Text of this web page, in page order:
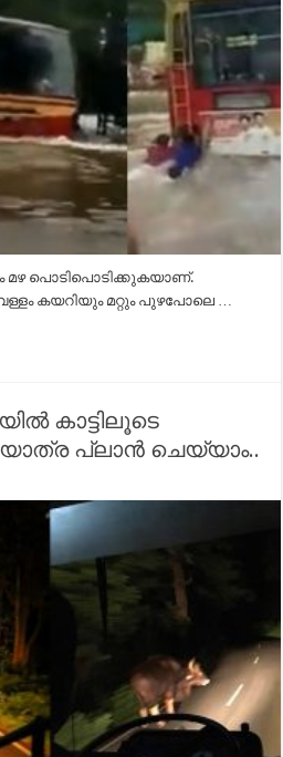
മഴ പൊടിപൊടിക്കുകയാണ്.
കയറിയും മറ്റും പുഴപോലെ …
കാട്ടിലൂടെ
പ്ലാൻ ചെയ്യാം..